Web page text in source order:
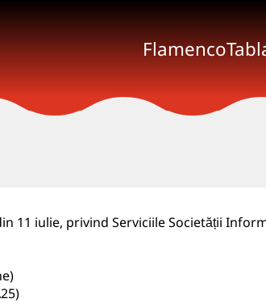
Flamenco
11 iulie, privind Serviciile Societății